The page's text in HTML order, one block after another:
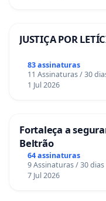
JUSTIÇA POR
83 assinaturas
11 Assinaturas / 30
1 Jul 2026
Fortaleça a
Beltrão
64 assinaturas
9 Assinaturas / 30 dias
7 Jul 2026